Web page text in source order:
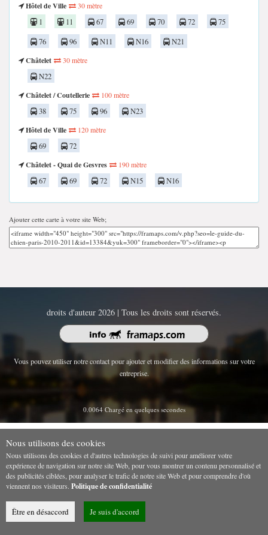
Hôtel de Ville 30 mètre
1 11 67 69 70 72
75
76
96 N11 N16
N21
Châtelet
30 mètre
N22
Châtelet / Coutellerie
100 mètre
38 75 96
N23
Hôtel de Ville
120 mètre
69
72
Châtelet - Quai de Gesvres
190 mètre
67 69 72 N15 N16
Ajouter cette carte à votre site Web;
droits d'auteur 2026 | Tous les droits sont réservés.
Vous pouvez utiliser notre contact pour ajouter et modifier des informations sur votre
entreprise.
0.0064 Chargé en quelques secondes
Nous utilisons des cookies
Nous utilisons des cookies et d'autres technologies de suivi pour améliorer votre
expérience de navigation sur notre site Web, pour vous montrer un contenu personnalisé et
des publicités ciblées, pour analyser le trafic de notre site Web et pour comprendre d'où
viennent nos visiteurs. Politique de confidentialité
Être en désaccord Je suis d'accord